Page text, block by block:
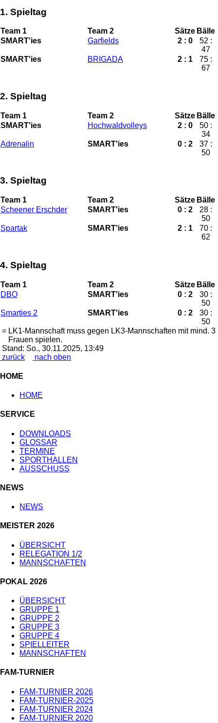
1. Spieltag
Team 1 Team 2 Sätze Bälle
SMART'ies
Garfields 2 : 0
52 :
47
SMART'ies
BRIGADA 2 : 1
75 :
67
2. Spieltag
Team 1 Team 2 Sätze Bälle
SMART'ies
Hochwaldvolleys 2 : 0
50 :
34
Adrenalin
SMART'ies 0 : 2
37 :
50
3. Spieltag
Team 1 Team 2 Sätze Bälle
Scheener Erschder
SMART'ies 0 : 2
28 :
50
Spartak
SMART'ies 2 : 1
70 :
62
4. Spieltag
Team 1 Team 2 Sätze Bälle
DBO
SMART'ies 0 : 2
30 :
50
Smarties 2
SMART'ies 0 : 2
30 :
50
= LK1-Mannschaft muss gegen LK3-Mannschaften mit mind. 3
Frauen spielen.
Stand: So., 30.11.2025, 13:49
zurück
nach oben
HOME
HOME
SERVICE
DOWNLOADS
GLOSSAR
TERMINE
SPORTHALLEN
AUSSCHUSS
NEWS
NEWS
MEISTER 2026
ÜBERSICHT
RELEGATION 1/2
MANNSCHAFTEN
POKAL 2026
ÜBERSICHT
GRUPPE 1
GRUPPE 2
GRUPPE 3
GRUPPE 4
SPIELLEITER
MANNSCHAFTEN
FAM-TURNIER
FAM-TURNIER 2026
FAM-TURNIER-2025
FAM-TURNIER 2024
FAM-TURNIER 2020